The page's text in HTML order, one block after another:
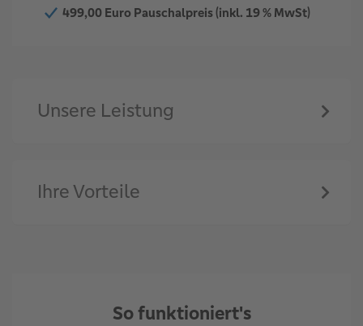
499,00 Euro Pauschalpreis (inkl. 19 % MwSt)
Unsere Leistung
Ihre Vorteile
So funktioniert's